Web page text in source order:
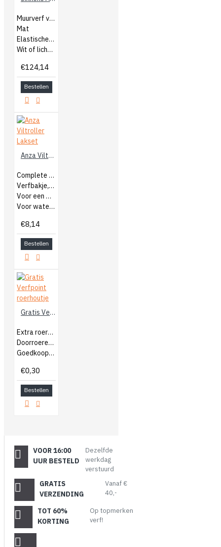
Muurverf voor buiten
Mat
Elastische muurverf
Wit of lichte kleuren
€124,14
Bestellen
Anza Viltroller Lakset
Complete verfset
Verfbakje, beugel en rollers
Voor een glad resultaat
Voor watergedragen en terpentine
€8,14
Bestellen
Gratis Verfpoint roerhoutje
Extra roerhoutjes
Doorroeren van verf
Goedkoop bijbestellen
€0,30
Bestellen
VOOR 16:00
UUR BESTELD
Dezelfde
werkdag
verstuurd
GRATIS
VERZENDING
Vanaf €
40,-
TOT 60%
KORTING
Op topmerken
verf!